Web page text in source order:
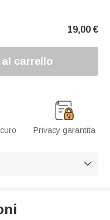
19,00 €
carrello
Privacy garantita
